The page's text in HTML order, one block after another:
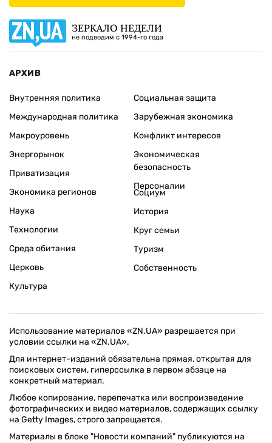
ЗЕРКАЛО НЕДЕЛИ
не подводим с 1994-го года
АРХИВ
Внутренняя политика
Международная политика
Макроуровень
Энергорынок
Приватизация
Экономика регионов
Социальная защита
Зарубежная экономика
Конфликт интересов
Экономическая
безопасность
Персоналии
Наука
Технологии
Среда обитания
Церковь
Культура
Социум
История
Круг семьи
Туризм
Собственность
Использование материалов «ZN.UA» разрешается при
условии ссылки на «ZN.UA».
Для интернет-изданий обязательна прямая, открытая для
поисковых систем, гиперссылка в первом абзаце на
конкретный материал.
Любое копирование, перепечатка или воспроизведение
фотографических и видео материалов, содержащих ссылку
на Getty Images, строго запрещается.
Материалы в блоке "Новости компаний" публикуются на